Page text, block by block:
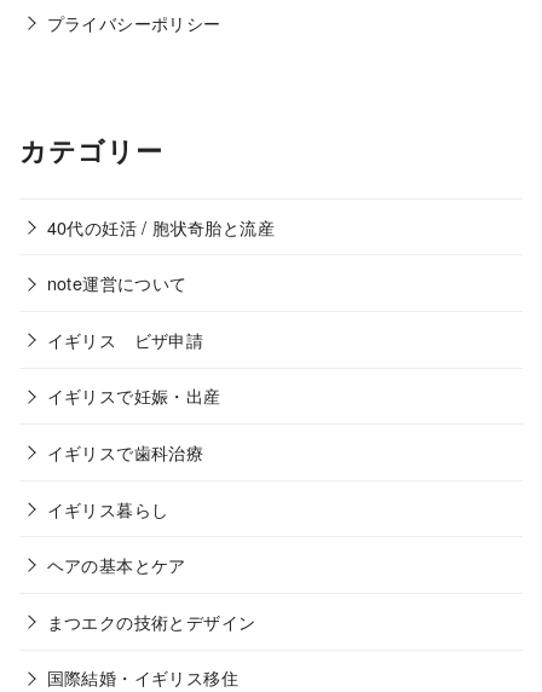
プライバシーポリシー
カテゴリー
40代の妊活 / 胞状奇胎と流産
note運営について
イギリス ビザ申請
イギリスで妊娠・出産
イギリスで歯科治療
イギリス暮らし
ヘアの基本とケア
まつエクの技術とデザイン
国際結婚・イギリス移住